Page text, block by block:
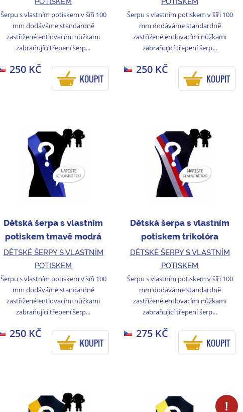
Šerpu s vlastním potiskem v šíři 100
mm dodáváme standardně
zastřižené entlovacími nůžkami
zabraňující třepení šerp...
250 KČ
KOUPIT
Šerpu s vlastním potiskem v šíři 100
mm dodáváme standardně
zastřižené entlovacími nůžkami
zabraňující třepení šerp...
250 KČ
KOUPIT
Dětská šerpa s vlastním
potiskem tmavě modrá
DĚTSKÉ ŠERPY S VLASTNÍM
POTISKEM
Šerpu s vlastním potiskem v šíři 100
mm dodáváme standardně
zastřižené entlovacími nůžkami
zabraňující třepení šerp...
250 KČ
KOUPIT
Dětská šerpa s vlastním
potiskem trikolóra
DĚTSKÉ ŠERPY S VLASTNÍM
POTISKEM
Šerpu s vlastním potiskem v šíři 100
mm dodáváme standardně
zastřižené entlovacími nůžkami
zabraňující třepení šerp...
275 KČ
KOUPIT